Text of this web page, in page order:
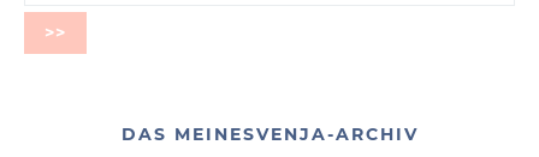
DAS MEINESVENJA-ARCHIV